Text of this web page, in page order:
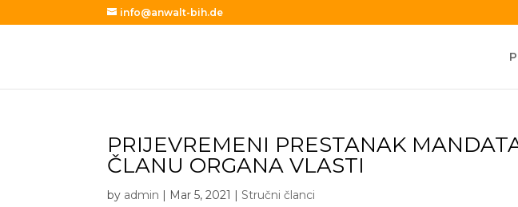
info@anwalt-bih.de
PRIJEVREMENI PRESTANAK
ČLANU ORGANA VLASTI
by admin | Mar 5, 2021 |Stručni članci